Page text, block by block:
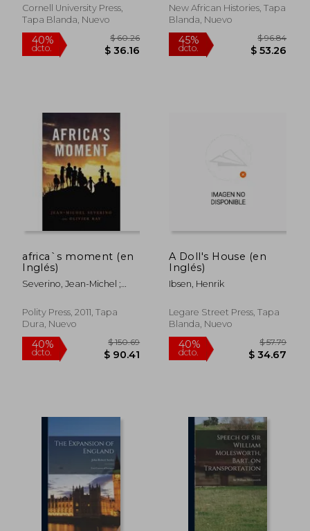
45% 40%
dcto.
Cornell University Press,
Tapa Blanda, Nuevo
African Histories)
New African Histories, Tapa
Blanda, Nuevo
africa`s moment (en
Inglés)
Severino, Jean-Michel ;
Polity Press, 2011, Tapa
Dura, Nuevo
A Doll's House (en
Inglés)
Ibsen, Henrik
Legare Street Press, Tapa
Blanda, Nuevo